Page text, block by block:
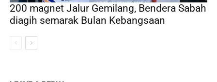
200 magnet Jalur Gemilang, Bendera Sabah
diagih semarak Bulan Kebangsaan